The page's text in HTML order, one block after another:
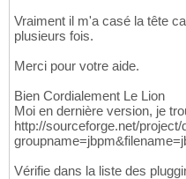
Vraiment il m'a casé la tête
plusieurs fois.
Merci pour votre aide.
Bien Cordialement Le Lion
Moi en dernière version, je
http://sourceforge.net/project/
Vérifie dans la liste des